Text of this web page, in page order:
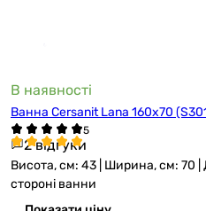
В наявності
Ванна Cersanit Lana 160x70
2 відгуки
Висота, см: 43 | Ширина, см: 70 |
стороні ванни